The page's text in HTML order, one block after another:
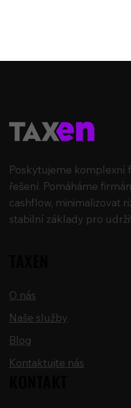
Poskytujeme komplexní
řešení. Pomáháme
cashflow, minimalizovat
stabilní základy pro
O nás
Naše služby
Blog
Kontaktujte nás